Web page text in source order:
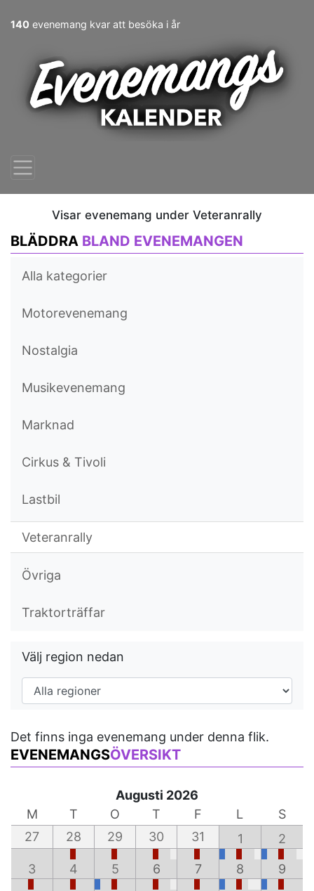
140 evenemang kvar att besöka i år
Visar evenemang under Veteranrally
BLÄDDRA BLAND EVENEMANGEN
Alla kategorier
Motorevenemang
Nostalgia
Musikevenemang
Marknad
Cirkus & Tivoli
Lastbil
Veteranrally
Övriga
Traktorträffar
Välj region nedan
Det finns inga evenemang under denna flik.
EVENEMANGSÖVERSIKT
Augusti 2026
M
T O T F L
S
27
28 29 30 31 1 2
3 4 5 6 7 8 9